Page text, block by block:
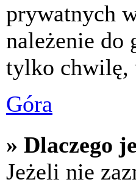
prywatnych
należenie do
tylko chwilę,
Góra
» Dlaczego
Jeżeli nie